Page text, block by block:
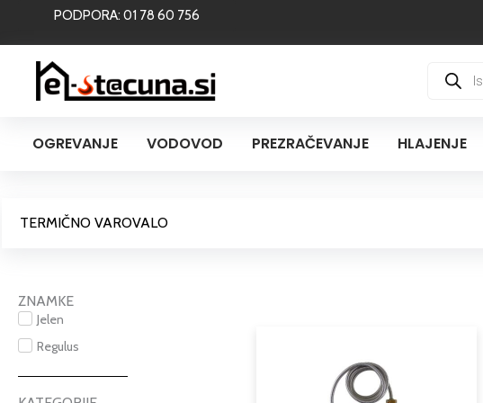
PODPORA: 01 78 60 756
search
OGREVANJE VODOVOD PREZRAČEVANJE HLAJENJE
TERMIČNO VAROVALO
ZNAMKE
Jelen
Regulus